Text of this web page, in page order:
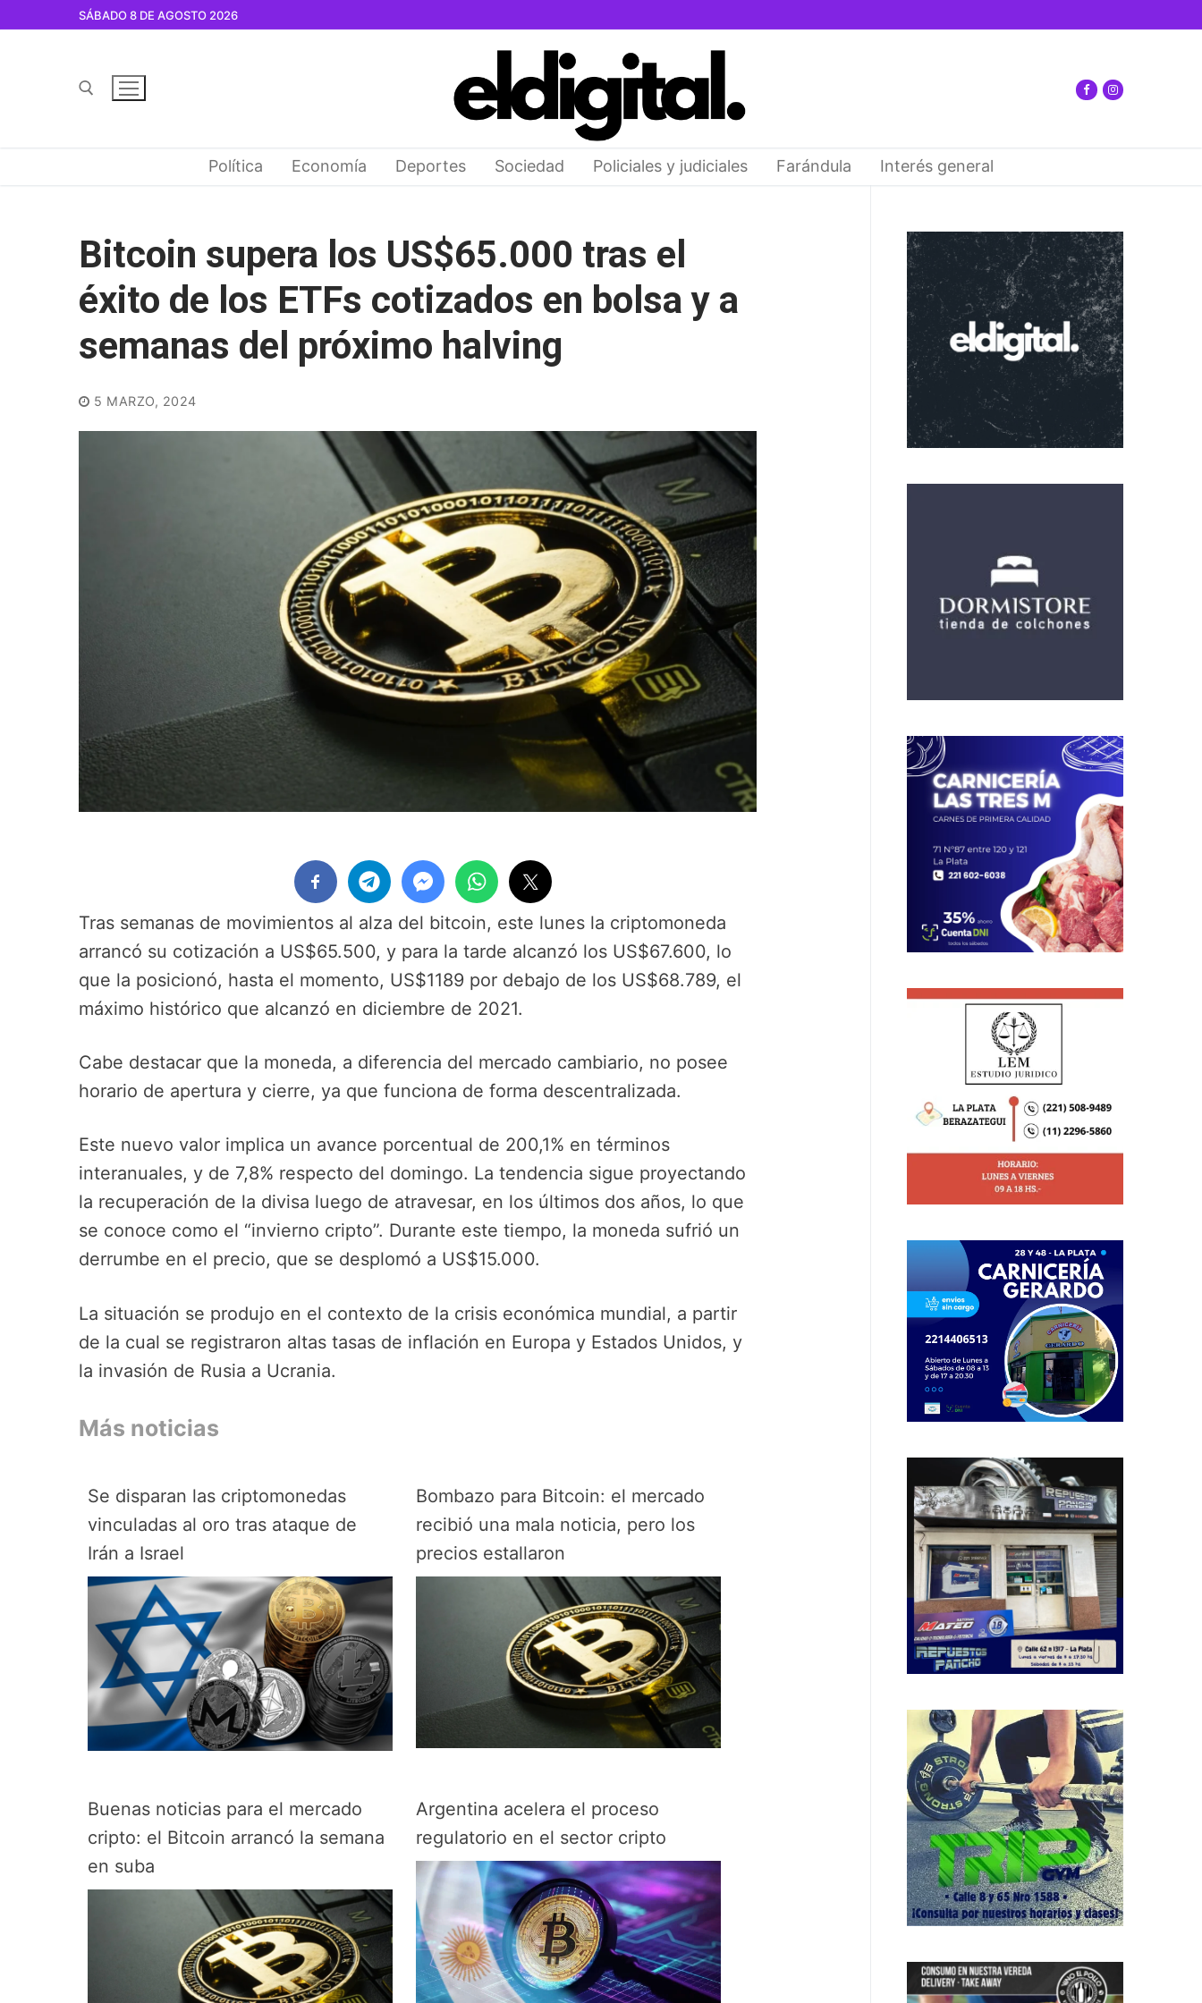
SÁBADO 8 DE AGOSTO 2026
Política Economía Deportes Sociedad Policiales y judiciales Farándula Interés general
Bitcoin supera los US$65.000 tras el
éxito de los ETFs cotizados en bolsa y a
semanas del próximo halving
5 MARZO, 2024
Tras semanas de movimientos al alza del bitcoin, este lunes la criptomoneda
arrancó su cotización a US$65.500, y para la tarde alcanzó los US$67.600, lo
que la posicionó, hasta el momento, US$1189 por debajo de los US$68.789, el
máximo histórico que alcanzó en diciembre de 2021.
Cabe destacar que la moneda, a diferencia del mercado cambiario, no posee
horario de apertura y cierre, ya que funciona de forma descentralizada.
Este nuevo valor implica un avance porcentual de 200,1% en términos
interanuales, y de 7,8% respecto del domingo. La tendencia sigue proyectando
la recuperación de la divisa luego de atravesar, en los últimos dos años, lo que
se conoce como el “invierno cripto”. Durante este tiempo, la moneda sufrió un
derrumbe en el precio, que se desplomó a US$15.000.
La situación se produjo en el contexto de la crisis económica mundial, a partir
de la cual se registraron altas tasas de inflación en Europa y Estados Unidos, y
la invasión de Rusia a Ucrania.
Más noticias
Se disparan las criptomonedas
vinculadas al oro tras ataque de
Irán a Israel
Bombazo para Bitcoin: el mercado
recibió una mala noticia, pero los
precios estallaron
Buenas noticias para el mercado
cripto: el Bitcoin arrancó la semana
en suba
Argentina acelera el proceso
regulatorio en el sector cripto